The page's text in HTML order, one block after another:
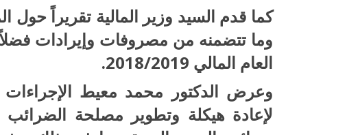
كما قدم السيد وزير المالية تقريراً حول
وما تتضمنه من مصروفات وإيرادات
العام المالي 2018/2019.
وعرض الدكتور محمد معيط الإجراءات
لإعادة هيكلة وتطوير مصلحة الضرائب